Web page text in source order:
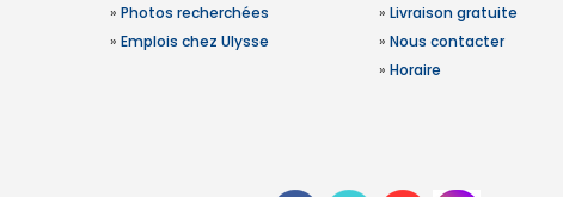
» Photos recherchées
» Emplois chez Ulysse
» Livraison gratuite
» Nous contacter
» Horaire